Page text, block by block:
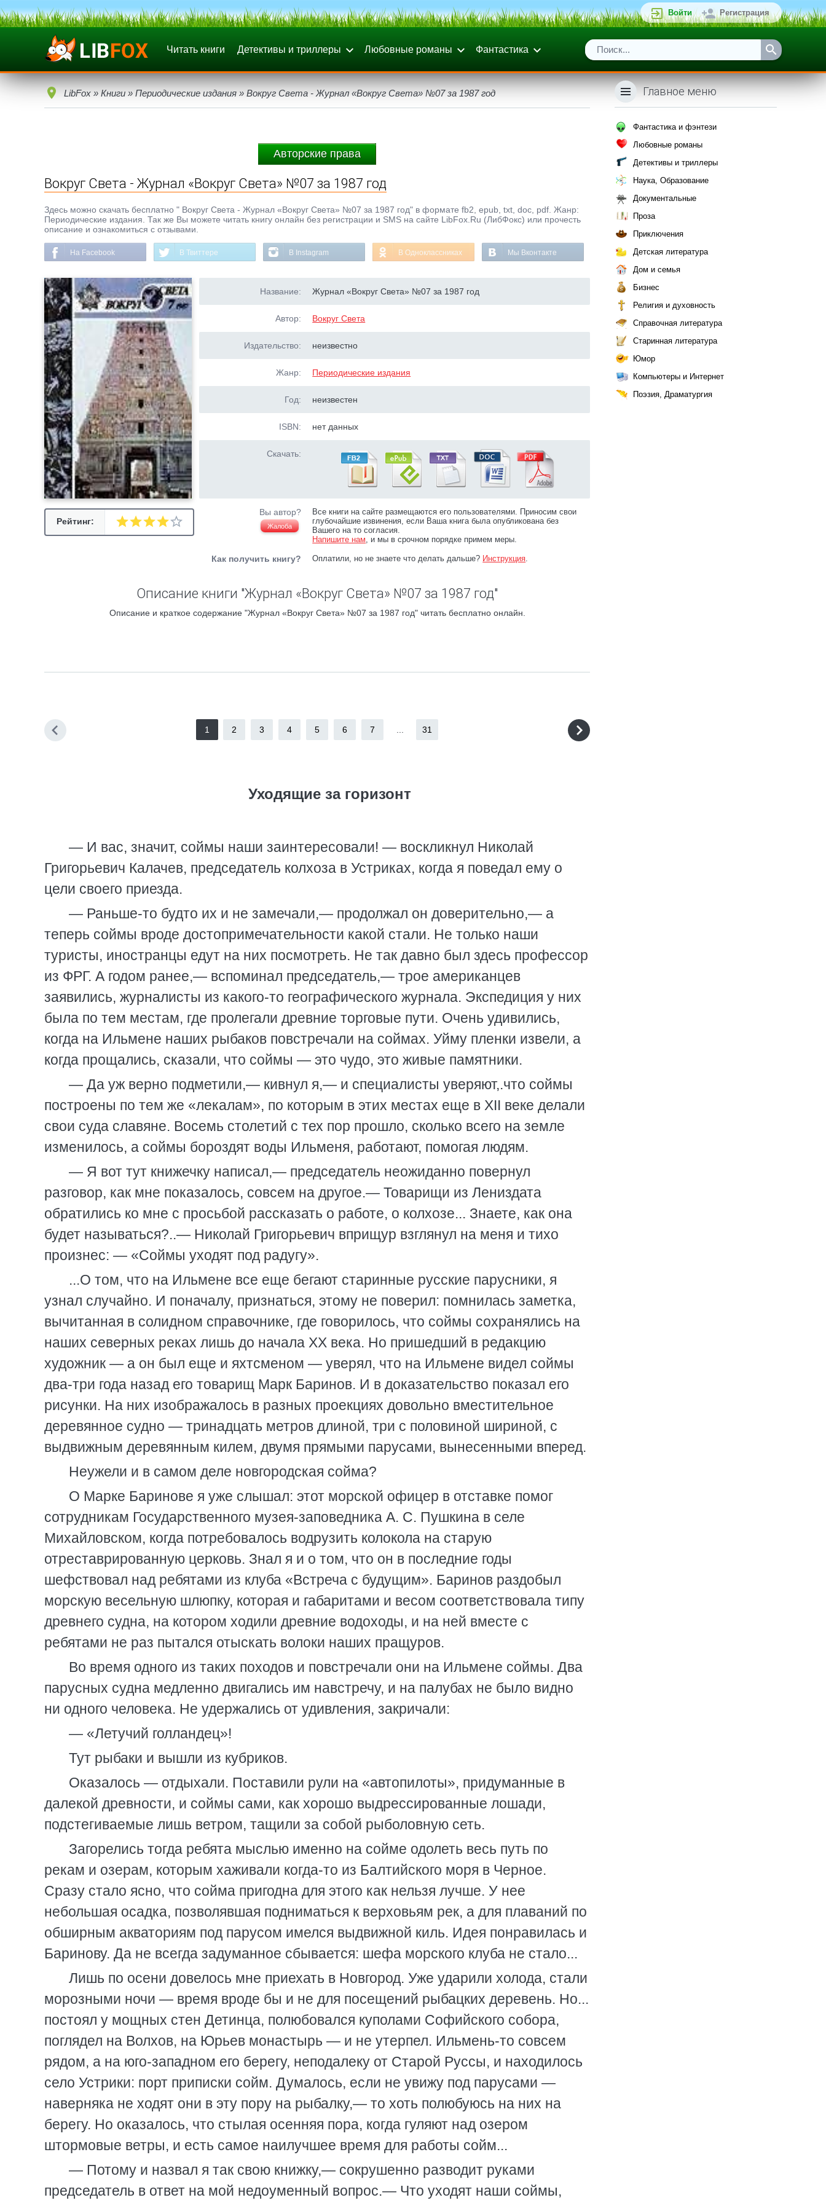
Войти Регистрация
Читать книги Детективы и триллеры Любовные романы Фантастика
LibFox » Книги » Периодические издания » Вокруг Света - Журнал «Вокруг Света» №07 за 1987 год
Авторские права
Вокруг Света - Журнал «Вокруг Света» №07 за 1987 год
Здесь можно скачать бесплатно " Вокруг Света - Журнал «Вокруг Света» №07 за 1987 год" в формате fb2, epub, txt, doc, pdf. Жанр:
Периодические издания. Так же Вы можете читать книгу онлайн без регистрации и SMS на сайте LibFox.Ru (ЛибФокс) или прочесть
описание и ознакомиться с отзывами.
На Facebook В Твиттере В Instagram В Одноклассниках Мы Вконтакте
Рейтинг:
Название: Журнал «Вокруг Света» №07 за 1987 год
Автор: Вокруг Света
Издательство: неизвестно
Жанр: Периодические издания
Год: неизвестен
ISBN: нет данных
Скачать:
Вы автор?
Жалоба
Все книги на сайте размещаются его пользователями. Приносим свои
глубочайшие извинения, если Ваша книга была опубликована без
Вашего на то согласия.
Напишите нам, и мы в срочном порядке примем меры.
Как получить книгу? Оплатили, но не знаете что делать дальше? Инструкция.
Описание книги "Журнал «Вокруг Света» №07 за 1987 год"
Описание и краткое содержание "Журнал «Вокруг Света» №07 за 1987 год" читать бесплатно онлайн.
1 2 3 4 5 6 7 31
Уходящие за горизонт
— И вас, значит, соймы наши заинтересовали! — воскликнул Николай
Григорьевич Калачев, председатель колхоза в Устриках, когда я поведал ему о
цели своего приезда.
— Раньше-то будто их и не замечали,— продолжал он доверительно,— а
теперь соймы вроде достопримечательности какой стали. Не только наши
туристы, иностранцы едут на них посмотреть. Не так давно был здесь профессор
из ФРГ. А годом ранее,— вспоминал председатель,— трое американцев
заявились, журналисты из какого-то географического журнала. Экспедиция у них
была по тем местам, где пролегали древние торговые пути. Очень удивились,
когда на Ильмене наших рыбаков повстречали на соймах. Уйму пленки извели, а
когда прощались, сказали, что соймы — это чудо, это живые памятники.
— Да уж верно подметили,— кивнул я,— и специалисты уверяют,.что соймы
построены по тем же «лекалам», по которым в этих местах еще в XII веке делали
свои суда славяне. Восемь столетий с тех пор прошло, сколько всего на земле
изменилось, а соймы бороздят воды Ильменя, работают, помогая людям.
— Я вот тут книжечку написал,— председатель неожиданно повернул
разговор, как мне показалось, совсем на другое.— Товарищи из Лениздата
обратились ко мне с просьбой рассказать о работе, о колхозе... Знаете, как она
будет называться?..— Николай Григорьевич вприщур взглянул на меня и тихо
произнес: — «Соймы уходят под радугу».
...О том, что на Ильмене все еще бегают старинные русские парусники, я
узнал случайно. И поначалу, признаться, этому не поверил: помнилась заметка,
вычитанная в солидном справочнике, где говорилось, что соймы сохранялись на
наших северных реках лишь до начала XX века. Но пришедший в редакцию
художник — а он был еще и яхтсменом — уверял, что на Ильмене видел соймы
два-три года назад его товарищ Марк Баринов. И в доказательство показал его
рисунки. На них изображалось в разных проекциях довольно вместительное
деревянное судно — тринадцать метров длиной, три с половиной шириной, с
выдвижным деревянным килем, двумя прямыми парусами, вынесенными вперед.
Неужели и в самом деле новгородская сойма?
О Марке Баринове я уже слышал: этот морской офицер в отставке помог
сотрудникам Государственного музея-заповедника А. С. Пушкина в селе
Михайловском, когда потребовалось водрузить колокола на старую
отреставрированную церковь. Знал я и о том, что он в последние годы
шефствовал над ребятами из клуба «Встреча с будущим». Баринов раздобыл
морскую весельную шлюпку, которая и габаритами и весом соответствовала типу
древнего судна, на котором ходили древние водоходы, и на ней вместе с
ребятами не раз пытался отыскать волоки наших пращуров.
Во время одного из таких походов и повстречали они на Ильмене соймы. Два
парусных судна медленно двигались им навстречу, и на палубах не было видно
ни одного человека. Не удержались от удивления, закричали:
— «Летучий голландец»!
Тут рыбаки и вышли из кубриков.
Оказалось — отдыхали. Поставили рули на «автопилоты», придуманные в
далекой древности, и соймы сами, как хорошо выдрессированные лошади,
подстегиваемые лишь ветром, тащили за собой рыболовную сеть.
Загорелись тогда ребята мыслью именно на сойме одолеть весь путь по
рекам и озерам, которым хаживали когда-то из Балтийского моря в Черное.
Сразу стало ясно, что сойма пригодна для этого как нельзя лучше. У нее
небольшая осадка, позволявшая подниматься к верховьям рек, а для плаваний по
обширным акваториям под парусом имелся выдвижной киль. Идея понравилась и
Баринову. Да не всегда задуманное сбывается: шефа морского клуба не стало...
Лишь по осени довелось мне приехать в Новгород. Уже ударили холода, стали
морозными ночи — время вроде бы и не для посещений рыбацких деревень. Но...
постоял у мощных стен Детинца, полюбовался куполами Софийского собора,
поглядел на Волхов, на Юрьев монастырь — и не утерпел. Ильмень-то совсем
рядом, а на юго-западном его берегу, неподалеку от Старой Руссы, и находилось
село Устрики: порт приписки сойм. Думалось, если не увижу под парусами —
наверняка не ходят они в эту пору на рыбалку,— то хоть полюбуюсь на них на
берегу. Но оказалось, что стылая осенняя пора, когда гуляют над озером
штормовые ветры, и есть самое наилучшее время для работы сойм...
— Потому и назвал я так свою книжку,— сокрушенно разводит руками
председатель в ответ на мой недоуменный вопрос.— Что уходят наши соймы,
Главное меню
Фантастика и фэнтези
Любовные романы
Детективы и триллеры
Наука, Образование
Документальные
Проза
Приключения
Детская литература
Дом и семья
Бизнес
Религия и духовность
Справочная литература
Старинная литература
Юмор
Компьютеры и Интернет
Поэзия, Драматургия